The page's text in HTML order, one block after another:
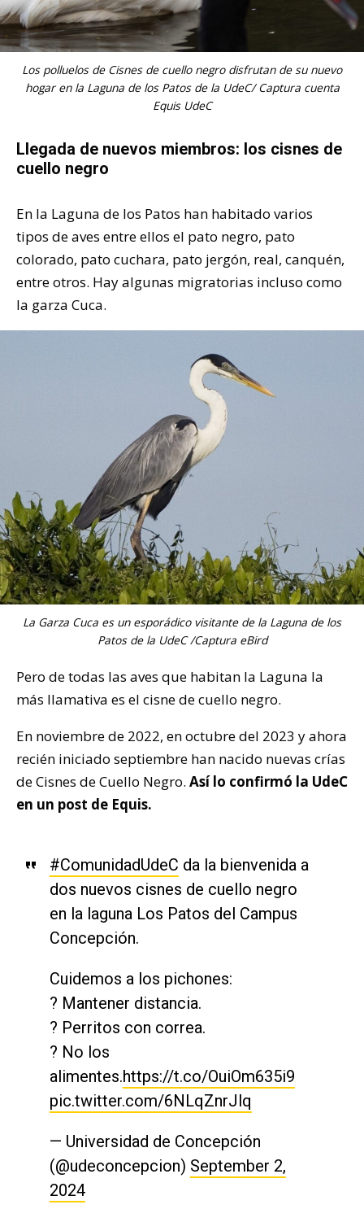
Los polluelos de Cisnes de cuello negro disfrutan de su nuevo
hogar en la Laguna de los Patos de la UdeC/ Captura cuenta
Equis UdeC
Llegada de nuevos miembros: los cisnes de
cuello negro
En la Laguna de los Patos han habitado varios
tipos de aves entre ellos el pato negro, pato
colorado, pato cuchara, pato jergón, real, canquén,
entre otros. Hay algunas migratorias incluso como
la garza Cuca.
La Garza Cuca es un esporádico visitante de la Laguna de los
Patos de la UdeC /Captura eBird
Pero de todas las aves que habitan la Laguna la
más llamativa es el cisne de cuello negro.
En noviembre de 2022, en octubre del 2023 y ahora
recién iniciado septiembre han nacido nuevas crías
de Cisnes de Cuello Negro. Así lo confirmó la UdeC
en un post de Equis.
#ComunidadUdeC da la bienvenida a
dos nuevos cisnes de cuello negro
en la laguna Los Patos del Campus
Concepción.
Cuidemos a los pichones:
? Mantener distancia.
? Perritos con correa.
? No los
alimentes.https://t.co/OuiOm635i9
pic.twitter.com/6NLqZnrJlq
— Universidad de Concepción
(@udeconcepcion) September 2,
2024